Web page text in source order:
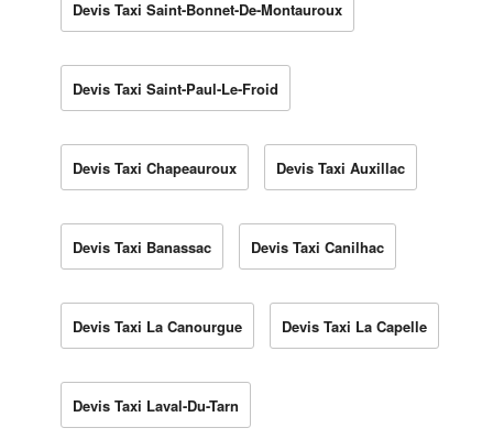
Devis Taxi Saint-Bonnet-De-Montauroux
Devis Taxi Saint-Paul-Le-Froid
Devis Taxi Chapeauroux Devis Taxi Auxillac
Devis Taxi Banassac Devis Taxi Canilhac
Devis Taxi La Canourgue Devis Taxi La Capelle
Devis Taxi Laval-Du-Tarn